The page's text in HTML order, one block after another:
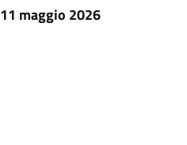
11 maggio 2026